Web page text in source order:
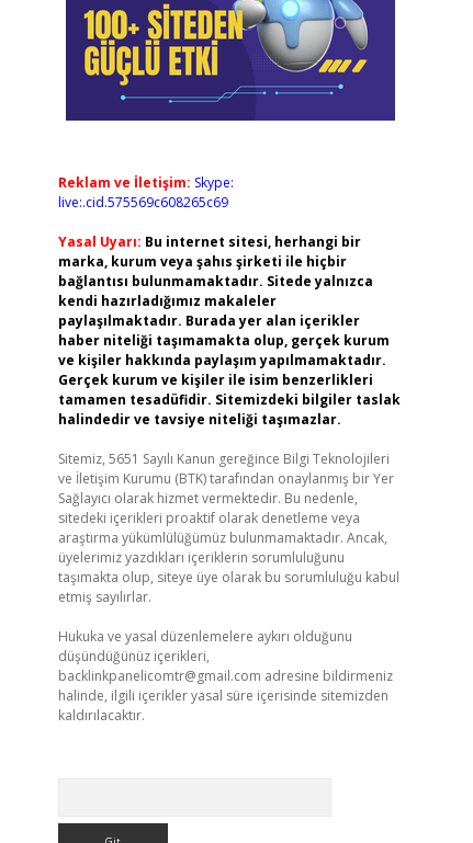
Reklam ve İletişim: Skype:
live:.cid.575569c608265c69
Yasal Uyarı: Bu internet sitesi, herhangi bir
marka, kurum veya şahıs şirketi ile hiçbir
bağlantısı bulunmamaktadır. Sitede yalnızca
kendi hazırladığımız makaleler
paylaşılmaktadır. Burada yer alan içerikler
haber niteliği taşımamakta olup, gerçek kurum
ve kişiler hakkında paylaşım yapılmamaktadır.
Gerçek kurum ve kişiler ile isim benzerlikleri
tamamen tesadüfidir. Sitemizdeki bilgiler taslak
halindedir ve tavsiye niteliği taşımazlar.
Sitemiz, 5651 Sayılı Kanun gereğince Bilgi Teknolojileri
ve İletişim Kurumu (BTK) tarafından onaylanmış bir Yer
Sağlayıcı olarak hizmet vermektedir. Bu nedenle,
sitedeki içerikleri proaktif olarak denetleme veya
araştırma yükümlülüğümüz bulunmamaktadır. Ancak,
üyelerimiz yazdıkları içeriklerin sorumluluğunu
taşımakta olup, siteye üye olarak bu sorumluluğu kabul
etmiş sayılırlar.
Hukuka ve yasal düzenlemelere aykırı olduğunu
düşündüğünüz içerikleri,
backlinkpanelicomtr@gmail.com adresine bildirmeniz
halinde, ilgili içerikler yasal süre içerisinde sitemizden
kaldırılacaktır.